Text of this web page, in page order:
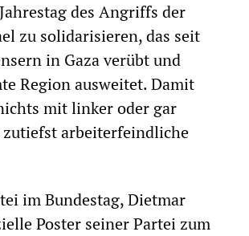
des Angriffs der
zu solidarisieren, das seit
in Gaza verübt und
Region ausweitet. Damit
mit linker oder gar
arbeiterfeindliche
im Bundestag, Dietmar
Poster seiner Partei zum